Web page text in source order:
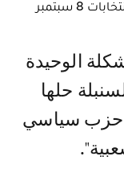
انقسام داخلي"، مبرزا أنه يستعد لمواجهة انتخابات 8 سبتمبر
حلها
حزب سياسي